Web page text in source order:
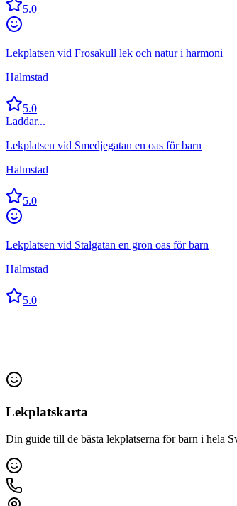
5.0
Lekplatsen vid Frosakull lek och natur i harmoni
Halmstad
5.0
Laddar...
Lekplatsen vid Smedjegatan en oas för barn
Halmstad
5.0
Lekplatsen vid Stalgatan en grön oas för barn
Halmstad
5.0
Lekplatskarta
Din guide till de bästa lekplatserna för barn i hela